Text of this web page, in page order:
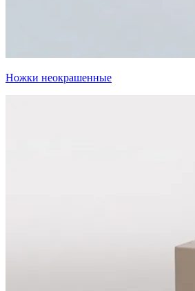
Ножки неокрашенные